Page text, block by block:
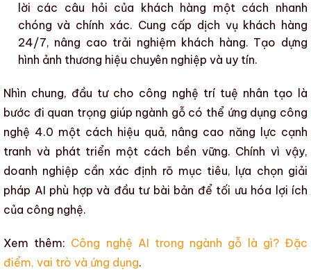
lời các câu hỏi của khách hàng một cách nhanh
chóng và chính xác. Cung cấp dịch vụ khách hàng
24/7, nâng cao trải nghiệm khách hàng. Tạo dựng
hình ảnh thương hiệu chuyên nghiệp và uy tín.
Nhìn chung, đầu tư cho công nghệ trí tuệ nhân tạo là
bước đi quan trọng giúp ngành gỗcó thể ứng dụng công
nghệ 4.0 một cách hiệu quả, nâng cao năng lực cạnh
tranh và phát triển một cách bền vững. Chính vì vậy,
doanh nghiệp cần xác định rõ mục tiêu, lựa chọn giải
pháp AI phù hợp và đầu tư bài bản để tối ưu hóa lợi ích
của công nghệ.
Xem thêm: Công nghệ AI trong ngành gỗ là gì? Đặc
điểm, vai trò và ứng dụng.